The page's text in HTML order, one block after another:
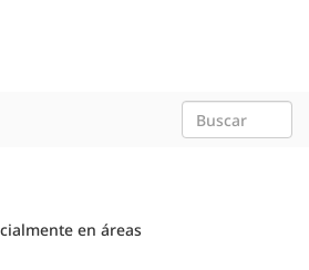
en áreas